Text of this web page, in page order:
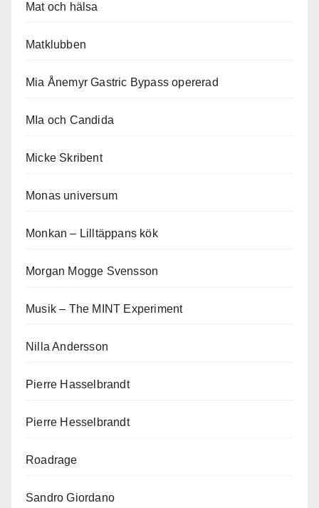
Mat och hälsa
Matklubben
Mia Ånemyr Gastric Bypass opererad
MIa och Candida
Micke Skribent
Monas universum
Monkan – Lilltäppans kök
Morgan Mogge Svensson
Musik – The MINT Experiment
Nilla Andersson
Pierre Hasselbrandt
Pierre Hesselbrandt
Roadrage
Sandro Giordano